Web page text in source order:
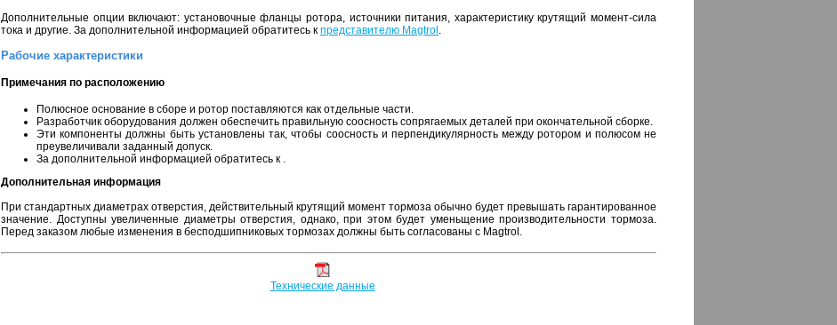
Дополнительные опции включают: установочные фланцы ротора, источники питания, характеристику крутящий момент-сила
тока и другие. За дополнительной информацией обратитесь к представителю Magtrol .
Рабочие характеристики
Примечания по расположению
Полюсное основание в сборе и ротор поставляются как отдельные части.
Разработчик оборудования должен обеспечить правильную соосность сопрягаемых деталей при окончательной сборке.
Эти компоненты должны быть установлены так, чтобы соосность и перпендикулярность между ротором и полюсом не
преувеличивали заданный допуск.
За дополнительной информацией обратитесь к .
Дополнительная информация
При стандартных диаметрах отверстия, действительный крутящий момент тормоза обычно будет превышать гарантированное
значение. Доступны увеличенные диаметры отверстия, однако, при этом будет уменьщение производительности тормоза.
Перед заказом любые изменения в бесподшипниковых тормозах должны быть согласованы с Magtrol.
Технические данные